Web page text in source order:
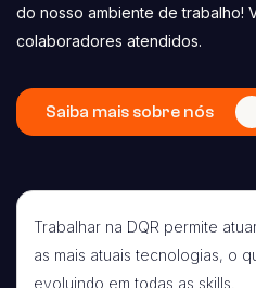
do nosso ambiente de trabalho!
colaboradores atendidos.
Saiba mais sobre nós
Trabalhar na DQR permite
as mais atuais tecnologias, o
evoluindo em todas as skills.